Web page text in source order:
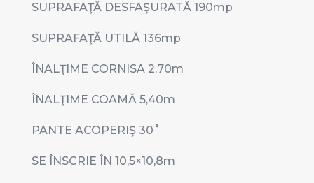
SUPRAFAŢĂ DESFAŞURATĂ 190mp
SUPRAFAŢĂ UTILĂ 136mp
ÎNALŢIME CORNISA 2,70m
ÎNALŢIME COAMĂ 5,40m
PANTE ACOPERIŞ 30 ˚
SE ÎNSCRIE ÎN 10,5×10,8m